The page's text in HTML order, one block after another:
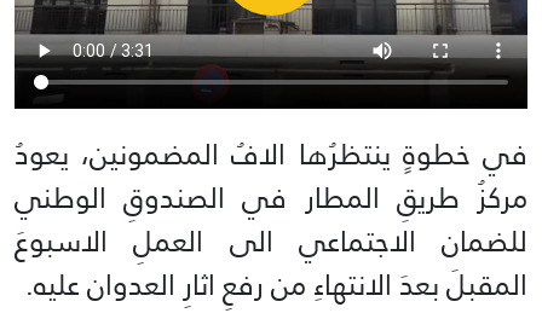
في خطوةٍ ينتظرُها الافُ المضمونين، يعودُ
مركزُ طريقِ المطار في الصندوقِ الوطني
للضمان الاجتماعي الى العملِ الاسبوعَ
المقبلَ بعدَ الانتهاءِ من رفعِ اثارِ العدوان عليه.